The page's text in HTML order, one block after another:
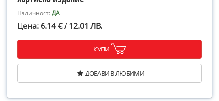
Наличност:ДА
Цена: 6.14 € / 12.01 ЛВ.
КУПИ
ДОБАВИ В ЛЮБИМИ